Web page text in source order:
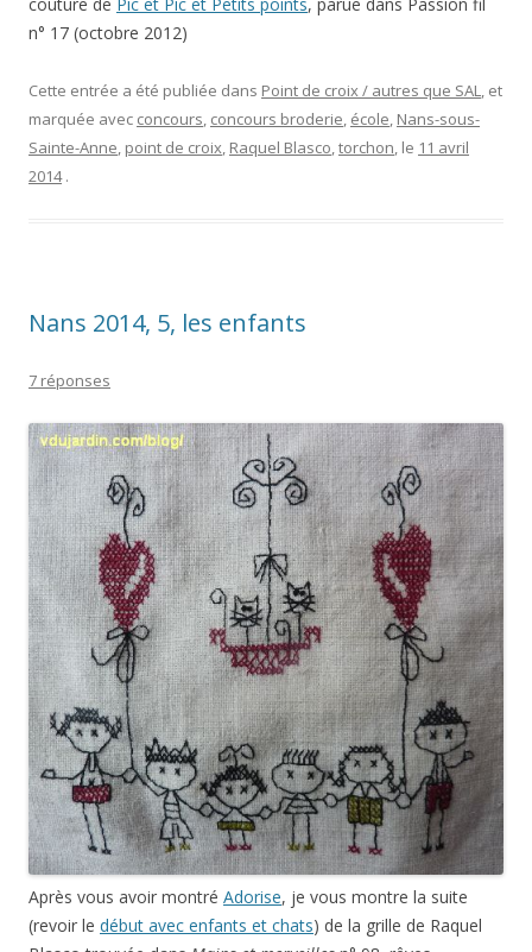
n° 17 (octobre 2012)
Cette entrée a été publiée dans Point de croix / autres que SAL, et
marquée avec concours, concours broderie, école, Nans-sous-
Sainte-Anne, point de croix, Raquel Blasco,torchon, le 11 avril
2014 .
Nans 2014, 5, les enfants
7 réponses
Après vous avoir montré Adorise, je vous montre la suite
(revoir le début avec enfants et chats) de la grille de Raquel